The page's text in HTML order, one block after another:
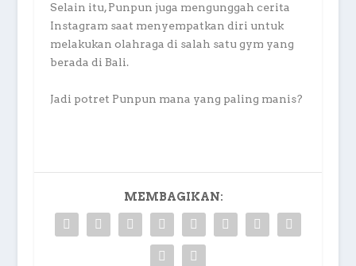
Selain itu, Punpun juga mengunggah cerita
Instagram saat menyempatkan diri untuk
melakukan olahraga di salah satu gym yang
berada di Bali.
Jadi potret Punpun mana yang paling manis?
MEMBAGIKAN: